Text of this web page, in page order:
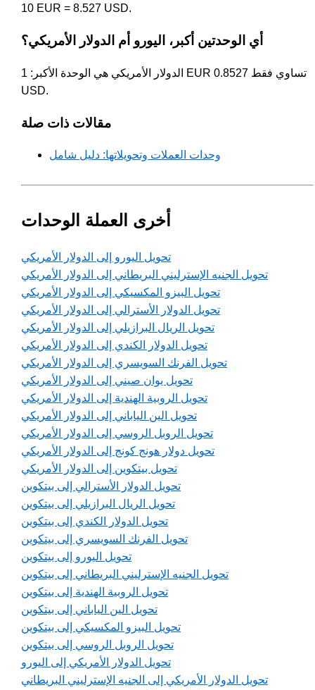
10 EUR = 8.527 USD.
أي الوحدتين أكبر، اليورو أم الدولار الأمريكي؟
الدولار الأمريكي هي الوحدة الأكبر: 1 EUR تساوي فقط 0.8527
USD.
مقالات ذات صلة
وحدات العملات وتحويلاتها: دليل شامل
أخرى العملة الوحدات
تحويل اليورو إلى الدولار الأمريكي
تحويل الجنيه الإسترليني البريطاني إلى الدولار الأمريكي
تحويل البيزو المكسيكي إلى الدولار الأمريكي
تحويل الدولار الأسترالي إلى الدولار الأمريكي
تحويل الريال البرازيلي إلى الدولار الأمريكي
تحويل الدولار الكندي إلى الدولار الأمريكي
تحويل الفرنك السويسري إلى الدولار الأمريكي
تحويل يوان صيني إلى الدولار الأمريكي
تحويل الروبية الهندية إلى الدولار الأمريكي
تحويل الين الياباني إلى الدولار الأمريكي
تحويل الروبل الروسي إلى الدولار الأمريكي
تحويل دولار هونج كونج إلى الدولار الأمريكي
تحويل بيتكوين إلى الدولار الأمريكي
تحويل الدولار الأسترالي إلى بيتكوين
تحويل الريال البرازيلي إلى بيتكوين
تحويل الدولار الكندي إلى بيتكوين
تحويل الفرنك السويسري إلى بيتكوين
تحويل اليورو إلى بيتكوين
تحويل الجنيه الإسترليني البريطاني إلى بيتكوين
تحويل الروبية الهندية إلى بيتكوين
تحويل الين الياباني إلى بيتكوين
تحويل البيزو المكسيكي إلى بيتكوين
تحويل الروبل الروسي إلى بيتكوين
تحويل الدولار الأمريكي إلى اليورو
تحويل الدولار الأمريكي إلى الجنيه الإسترليني البريطاني